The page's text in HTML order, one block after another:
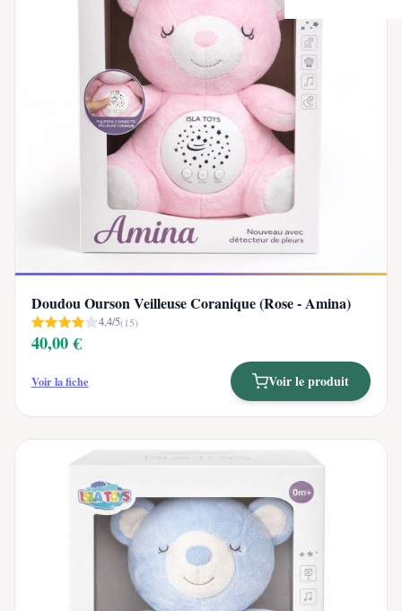
Doudou Ourson Veilleuse Coranique (Rose - Amina)
4,4/5(15)
40,00 €
Voir la fiche Voir le produit